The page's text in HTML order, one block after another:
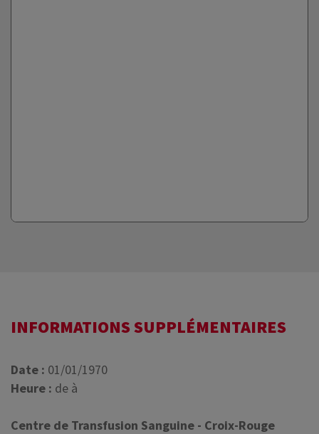
INFORMATIONS SUPPLÉMENTAIRES
Date : 01/01/1970
Heure : de à
Centre de Transfusion Sanguine - Croix-Rouge